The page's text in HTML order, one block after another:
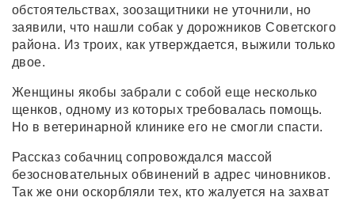
обстоятельствах, зоозащитники не уточнили, но
заявили, что нашли собак у дорожников Советского
района. Из троих, как утверждается, выжили только
двое.
Женщины якобы забрали с собой еще несколько
щенков, одному из которых требовалась помощь.
Но в ветеринарной клинике его не смогли спасти.
Рассказ собачниц сопровождался массой
безосновательных обвинений в адрес чиновников.
Так же они оскорбляли тех, кто жалуется на захват